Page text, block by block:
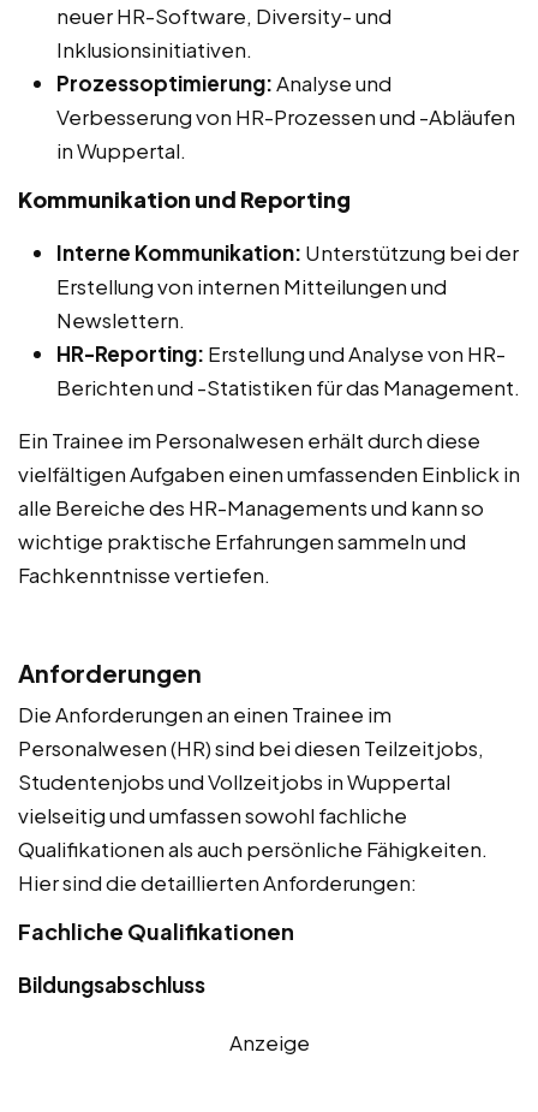
neuer HR-Software, Diversity- und
Inklusionsinitiativen.
Prozessoptimierung:Analyse und
Verbesserung von HR-Prozessen und -Abläufen
in Wuppertal.
Kommunikation und Reporting
Interne Kommunikation: Unterstützung bei der
Erstellung von internen Mitteilungen und
Newslettern.
HR-Reporting: Erstellung und Analyse von HR-
Berichten und -Statistiken für das Management.
Ein Trainee im Personalwesen erhält durch diese
vielfältigen Aufgaben einen umfassenden Einblick in
alle Bereiche des HR-Managements und kann so
wichtige praktische Erfahrungen sammeln und
Fachkenntnisse vertiefen.
Anforderungen
Die Anforderungen an einen Trainee im
Personalwesen (HR) sind bei diesen Teilzeitjobs,
Studentenjobs und Vollzeitjobs in Wuppertal
vielseitig und umfassen sowohl fachliche
Qualifikationen als auch persönliche Fähigkeiten.
Hier sind die detaillierten Anforderungen:
Fachliche Qualifikationen
Bildungsabschluss
Anzeige